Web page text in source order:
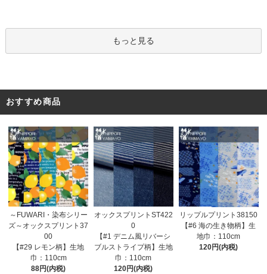
もっと見る
おすすめ商品
～FUWARI・染布シリー
ズ～オックスプリント37
00
【#29 レモン柄】生地
巾：110cm
88円(内税)
オックスプリントST422
0
【#1 デニム風リバーシ
ブルストライプ柄】生地
巾：110cm
120円(内税)
リップルプリント38150
【#6 海の生き物柄】生
地巾：110cm
120円(内税)